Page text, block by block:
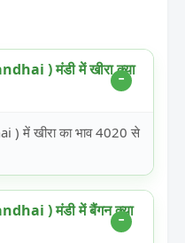
) मंडी में खीरा क्या
) में खीरा का भाव 4020 से
) मंडी में बैंगन क्या